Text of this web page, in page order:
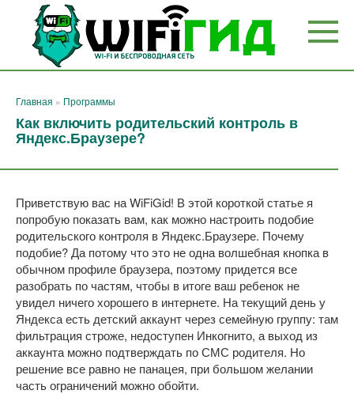
Перейти
контенту
Главная » Программы
Как включить родительский контроль в
Яндекс.Браузере?
Приветствую вас на WiFiGid! В этой короткой статье я
попробую показать вам, как можно настроить подобие
родительского контроля в Яндекс.Браузере. Почему
подобие? Да потому что это не одна волшебная кнопка в
обычном профиле браузера, поэтому придется все
разобрать по частям, чтобы в итоге ваш ребенок не
увидел ничего хорошего в интернете. На текущий день у
Яндекса есть детский аккаунт через семейную группу: там
фильтрация строже, недоступен Инкогнито, а выход из
аккаунта можно подтверждать по СМС родителя. Но
решение все равно не панацея, при большом желании
часть ограничений можно обойти.